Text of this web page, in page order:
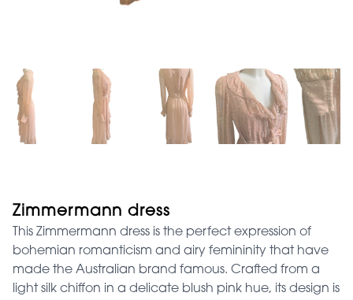
Zimmermann dress
This Zimmermann dress is the perfect expression of
bohemian romanticism and airy femininity that have
made the Australian brand famous. Crafted from a
light silk chiffon in a delicate blush pink hue, its design is